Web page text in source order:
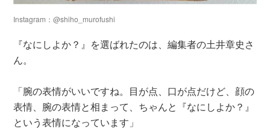
Instagram：@shiho_murofushi
『なにしよか？』を選ばれたのは、編集者の土井章史さ
ん。
「腕の表情がいいですね。目が点、口が点だけど、顔の
表情、腕の表情と相まって、ちゃんと『なにしよか？』
という表情になっています」